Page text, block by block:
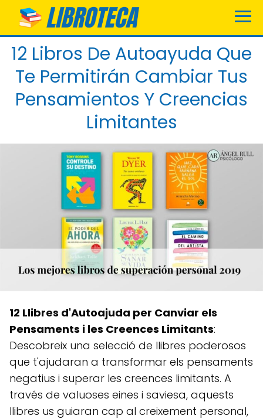
12 Libros De Autoayuda Que
Te Permitirán Cambiar Tus
Pensamientos Y Creencias
Limitantes
12 Llibres d'Autoajuda per Canviar els
Pensaments i les Creences Limitants:
Descobreix una selecció de llibres poderosos
que t'ajudaran a transformar els pensaments
negatius i superar les creences limitants. A
través de valuoses eines i saviesa, aquests
llibres us guiaran cap al creixement personal,